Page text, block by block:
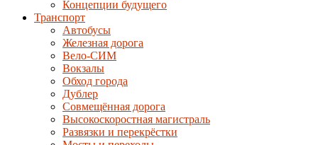
Концепции будущего
Транспорт
Автобусы
Железная дорога
Вело-СИМ
Вокзалы
Обход города
Дублер
Совмещённая дорога
Высокоскоростная магистраль
Развязки и перекрёстки